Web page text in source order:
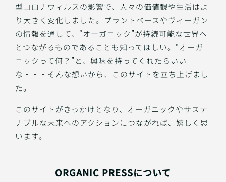
型コロナウィルスの影響で、人々の価値観や生活はよ
り大きく変化しました。プラントベースやヴィーガン
の情報を通して、“オーガニック”が持続可能な世界へ
とつながるものであることも知ってほしい。“オーガ
ニックって何？”と、興味を持ってくれたらいい
な・・・そんな想いから、このサイトを立ち上げまし
た。
このサイトがきっかけとなり、オーガニックやサステ
ナブルな未来へのアクションにつながれば、嬉しく思
います。
ORGANIC PRESSについて